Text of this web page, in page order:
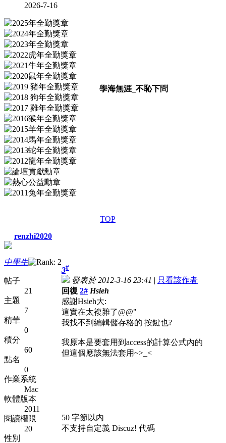
2026-7-16
學海無涯_不恥下問
TOP
renzhi2020
中學生
帖子
21
主題
7
精華
0
積分
60
點名
0
作業系統
Mac
軟體版本
2011
閱讀權限
20
性別
3#
發表於 2012-3-16 23:41 | 只看該作者
回復 2# Hsieh
感謝Hsieh大:
這實在太複雜了@@"
我找不到編輯儲存格的 按鍵也?
我原本是要套用到access的計算公式內的
但這個應該無法套用~>_<
50 字節以內
不支持自定義 Discuz! 代碼